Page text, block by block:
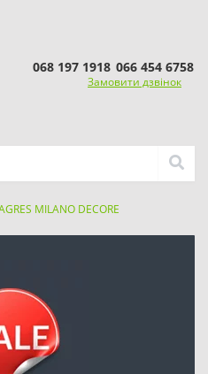
068 197 1918 066 454 6758
Замовити дзвінок
MILANO DECORE